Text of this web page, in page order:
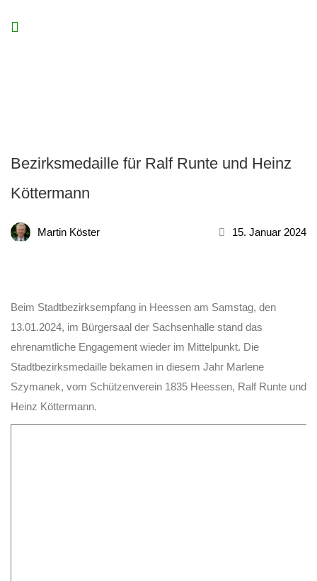
Bezirksmedaille für Ralf Runte und Heinz
Köttermann
Martin Köster 15. Januar 2024
Beim Stadtbezirksempfang in Heessen am Samstag, den
13.01.2024, im Bürgersaal der Sachsenhalle stand das
ehrenamtliche Engagement wieder im Mittelpunkt. Die
Stadtbezirksmedaille bekamen in diesem Jahr Marlene
Szymanek, vom Schützenverein 1835 Heessen, Ralf Runte und
Heinz Köttermann.